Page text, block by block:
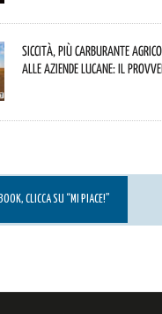
Siccità, più carburante
alle aziende lucane: il
CLICCA SU “MI PIACE!”